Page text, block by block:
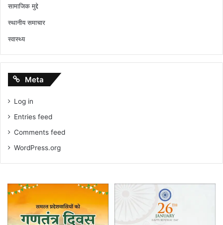
सामाजिक मुद्दे
स्थानीय समाचार
स्वास्थ्य
Meta
Log in
Entries feed
Comments feed
WordPress.org